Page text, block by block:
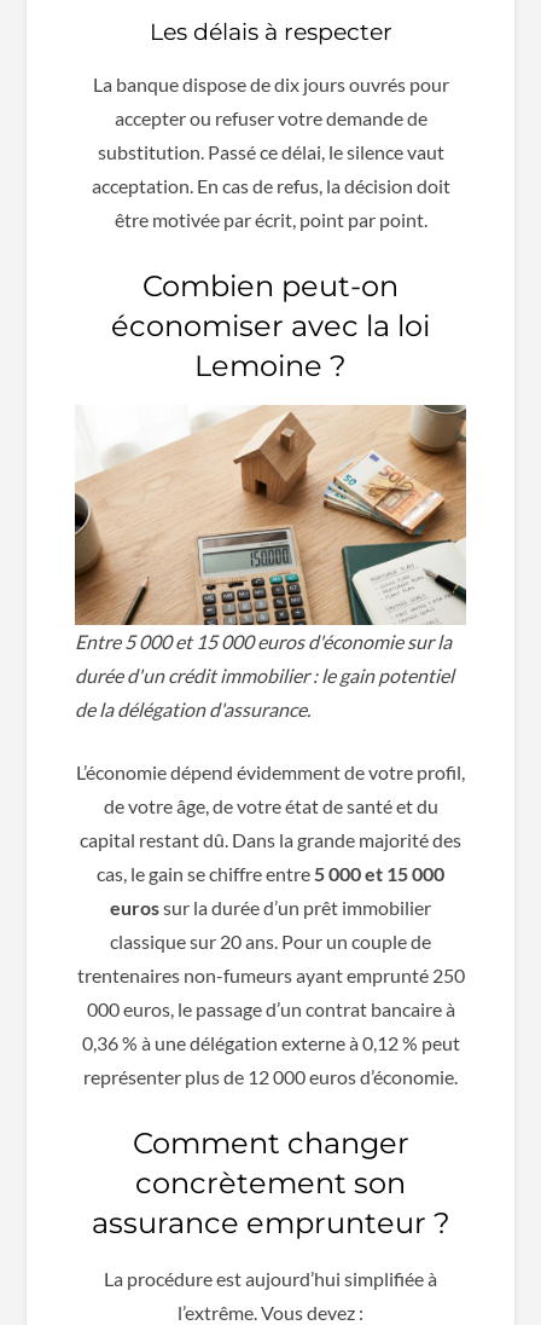
Les délais à respecter
La banque dispose de dix jours ouvrés pour
accepter ou refuser votre demande de
substitution. Passé ce délai, le silence vaut
acceptation. En cas de refus, la décision doit
être motivée par écrit, point par point.
Combien peut-on
économiser avec la loi
Lemoine ?
Entre 5 000 et 15 000 euros d'économie sur la
durée d'un crédit immobilier : le gain potentiel
de la délégation d'assurance.
L’économie dépend évidemment de votre profil,
de votre âge, de votre état de santé et du
capital restant dû. Dans la grande majorité des
cas, le gain se chiffre entre5 000 et 15 000
eurossur la durée d’un prêt immobilier
classique sur 20 ans. Pour un couple de
trentenaires non-fumeurs ayant emprunté 250
000 euros, le passage d’un contrat bancaire à
0,36 % à une délégation externe à 0,12 % peut
représenter plus de 12 000 euros d’économie.
Comment changer
concrètement son
assurance emprunteur ?
La procédure est aujourd’hui simplifiée à
l’extrême. Vous devez :